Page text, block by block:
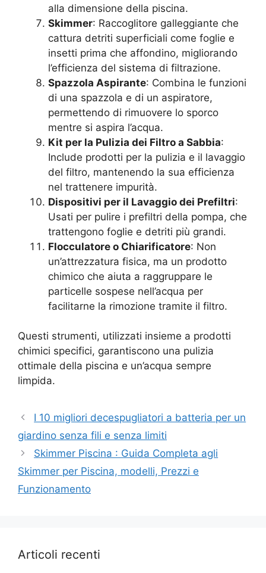
alla dimensione della piscina.
Skimmer: Raccoglitore galleggiante che
cattura detriti superficiali come foglie e
insetti prima che affondino, migliorando
l’efficienza del sistema di filtrazione.
Spazzola Aspirante: Combina le funzioni
di una spazzola e di un aspiratore,
permettendo di rimuovere lo sporco
mentre si aspira l’acqua.
Kit per la Pulizia dei Filtro a Sabbia:
Include prodotti per la pulizia e il lavaggio
del filtro, mantenendo la sua efficienza
nel trattenere impurità.
Dispositivi per il Lavaggio dei Prefiltri:
Usati per pulire i prefiltri della pompa, che
trattengono foglie e detriti più grandi.
Flocculatore o Chiarificatore: Non
un’attrezzatura fisica, ma un prodotto
chimico che aiuta a raggruppare le
particelle sospese nell’acqua per
facilitarne la rimozione tramite il filtro.
Questi strumenti, utilizzati insieme a prodotti
chimici specifici, garantiscono una pulizia
ottimale della piscina e un’acqua sempre
limpida.
I 10 migliori decespugliatori a batteria per un
giardino senza fili e senza limiti
Skimmer Piscina : Guida Completa agli
Skimmer per Piscina, modelli, Prezzi e
Funzionamento
Articoli recenti